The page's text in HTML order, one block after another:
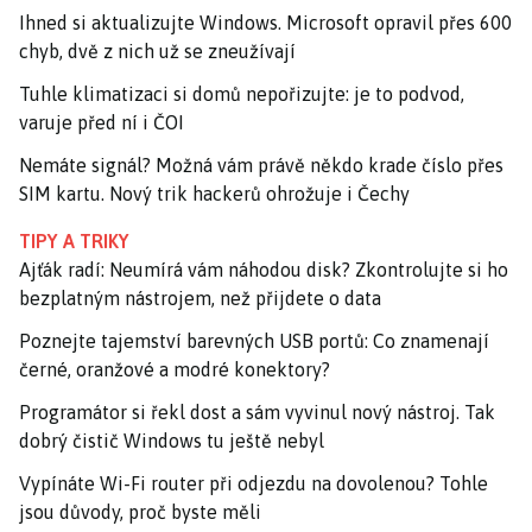
Ihned si aktualizujte Windows. Microsoft opravil přes 600
chyb, dvě z nich už se zneužívají
Tuhle klimatizaci si domů nepořizujte: je to podvod,
varuje před ní i ČOI
Nemáte signál? Možná vám právě někdo krade číslo přes
SIM kartu. Nový trik hackerů ohrožuje i Čechy
TIPY A TRIKY
Ajťák radí: Neumírá vám náhodou disk? Zkontrolujte si ho
bezplatným nástrojem, než přijdete o data
Poznejte tajemství barevných USB portů: Co znamenají
černé, oranžové a modré konektory?
Programátor si řekl dost a sám vyvinul nový nástroj. Tak
dobrý čistič Windows tu ještě nebyl
Vypínáte Wi-Fi router při odjezdu na dovolenou? Tohle
jsou důvody, proč byste měli